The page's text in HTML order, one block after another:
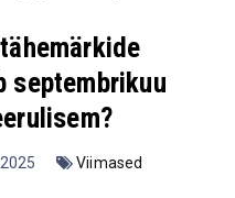
septembrikuu
Viimased